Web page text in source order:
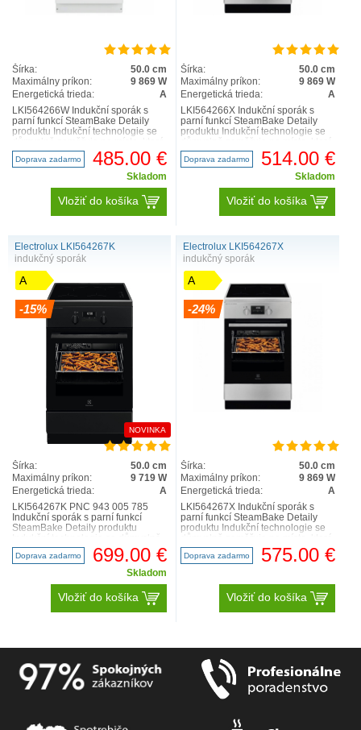
Šírka:
50.0 cm
Maximálny príkon:
9 869 W
Energetická trieda:
A
LKI564266W Indukční sporák s
parní funkcí SteamBake Detaily
produktu Indukční technologie se
ohříváte, a osta..
Doprava zadarmo 485.00 €
Skladom
Vložiť do košíka
Šírka:
50.0 cm
Maximálny príkon:
9 869 W
Energetická trieda:
A
LKI564266X Indukční sporák s
parní funkcí SteamBake Detaily
produktu Indukční technologie se
ohříváte, a osta..
Doprava zadarmo 514.00 €
Skladom
Vložiť do košíka
Electrolux LKI564267K
indukčný sporák
A
-15%
NOVINKA
Šírka:
50.0 cm
Maximálny príkon:
9 719 W
Energetická trieda:
A
LKI564267K PNC 943 005 785
Indukční sporák s parní funkcí
SteamBake Detaily produktu
zaměřuje na místo, které o..
Doprava zadarmo 699.00 €
Skladom
Vložiť do košíka
Electrolux LKI564267X
indukčný sporák
A
-24%
Šírka:
50.0 cm
Maximálny príkon:
9 869 W
Energetická trieda:
A
LKI564267X Indukční sporák s
parní funkcí SteamBake Detaily
produktu Indukční technologie se
ohříváte, a osta..
Doprava zadarmo 575.00 €
Vložiť do košíka